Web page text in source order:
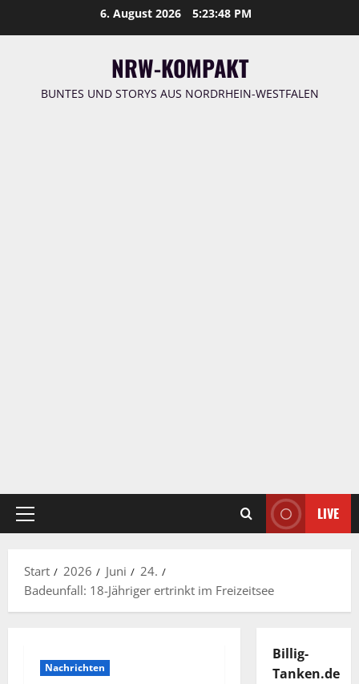
6. August 2026 5:23:49 PM
NRW-KOMPAKT
BUNTES UND STORYS AUS NORDRHEIN-WESTFALEN
Primäres
LIVE
Start 2026 Juni
24.
Badeunfall: 18-Jähriger ertrinkt im Freizeitsee
Nachrichten
Billig-
Tanken.de